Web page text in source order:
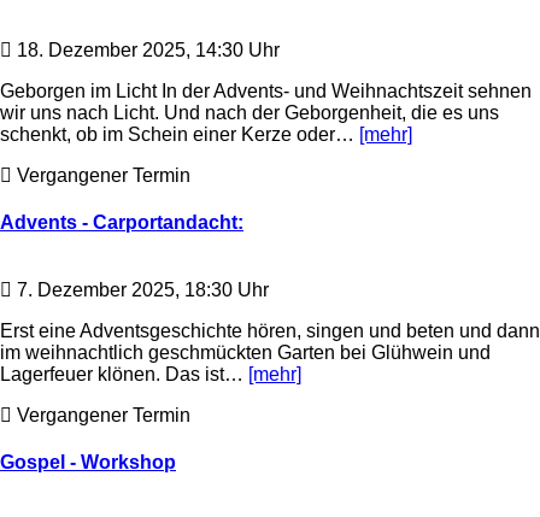
18. Dezember 2025, 14:30 Uhr
Geborgen im Licht In der Advents- und Weihnachtszeit sehnen
wir uns nach Licht. Und nach der Geborgenheit, die es uns
schenkt, ob im Schein einer Kerze oder… [mehr]
Vergangener Termin
Advents - Carportandacht:
7. Dezember 2025, 18:30 Uhr
Erst eine Adventsgeschichte hören, singen und beten und dann
im weihnachtlich geschmückten Garten bei Glühwein und
Lagerfeuer klönen. Das ist… [mehr]
Vergangener Termin
Gospel - Workshop